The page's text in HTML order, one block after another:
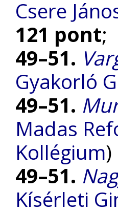
Csere
121 pont;
49–51.
Gyakorló
49–51.
Madas
Kollégium)
49–51.
Kísérleti